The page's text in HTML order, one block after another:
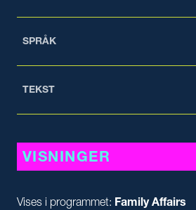
VISNINGER
Vises i programmet: Family Affairs
SPRÅK
TEKST